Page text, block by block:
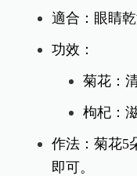
適合：眼睛
功效：
菊花：
枸杞：
作法：菊花5
即可。